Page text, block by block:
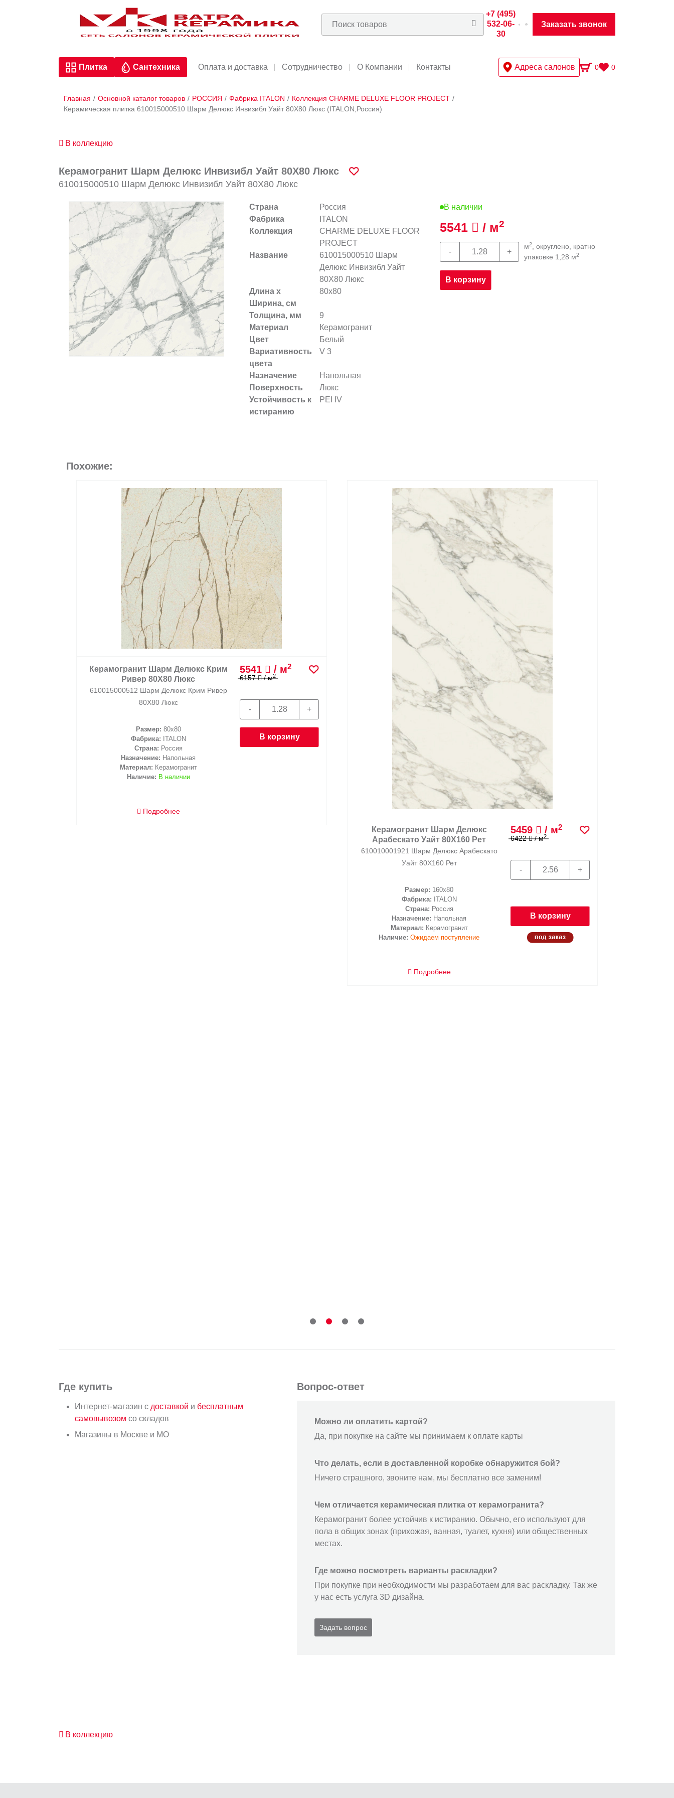
+7 (495)
532-06-
30
Заказать звонок
Плитка Сантехника Оплата и доставка Сотрудничество О Компании Контакты Адреса салонов 0 0
Главная / Основной каталог товаров / РОССИЯ / Фабрика ITALON / Коллекция CHARME DELUXE FLOOR PROJECT /
Керамическая плитка 610015000510 Шарм Делюкс Инвизибл Уайт 80X80 Люкс (ITALON,Россия)
В коллекцию
Керамогранит Шарм Делюкс Инвизибл Уайт 80X80 Люкс
610015000510 Шарм Делюкс Инвизибл Уайт 80X80 Люкс
Страна
Россия
Фабрика
ITALON
Коллекция
CHARME DELUXE FLOOR
PROJECT
Название
610015000510 Шарм
Делюкс Инвизибл Уайт
80X80 Люкс
Длина х
Ширина, см
80x80
Толщина, мм
9
Материал
Керамогранит
Цвет
Белый
Вариативность
цвета
V 3
Назначение
Напольная
Поверхность
Люкс
Устойчивость к
истиранию
PEI IV
В наличии
5541 / м2
м2, округлено, кратно
упаковке 1,28 м2
В корзину
Похожие:
Керамогранит Шарм Делюкс Крим
Ривер 80X80 Люкс
610015000512 Шарм Делюкс Крим Ривер
80X80 Люкс
Размер: 80x80
Фабрика: ITALON
Страна: Россия
Назначение: Напольная
Материал: Керамогранит
Наличие: В наличии
Подробнее
5541 / м2
6157 / м2
В корзину
Керамогранит Шарм Делюкс
Арабескато Уайт 80X160 Рет
610010001921 Шарм Делюкс Арабескато
Уайт 80X160 Рет
Размер: 160x80
Фабрика: ITALON
Страна: Россия
Назначение: Напольная
Материал: Керамогранит
Наличие: Ожидаем поступление
Подробнее
5459 / м2
6422 / м2
В корзину
Где купить
Интернет-магазин с доставкой и бесплатным
самовывозом со складов
Магазины в Москве и МО
Вопрос-ответ
Можно ли оплатить картой?
Да, при покупке на сайте мы принимаем к оплате карты
Что делать, если в доставленной коробке обнаружится бой?
Ничего страшного, звоните нам, мы бесплатно все заменим!
Чем отличается керамическая плитка от керамогранита?
Керамогранит более устойчив к истиранию. Обычно, его используют для
пола в общих зонах (прихожая, ванная, туалет, кухня) или общественных
местах.
Где можно посмотреть варианты раскладки?
При покупке при необходимости мы разработаем для вас раскладку. Так же
у нас есть услуга 3D дизайна.
Задать вопрос
В коллекцию